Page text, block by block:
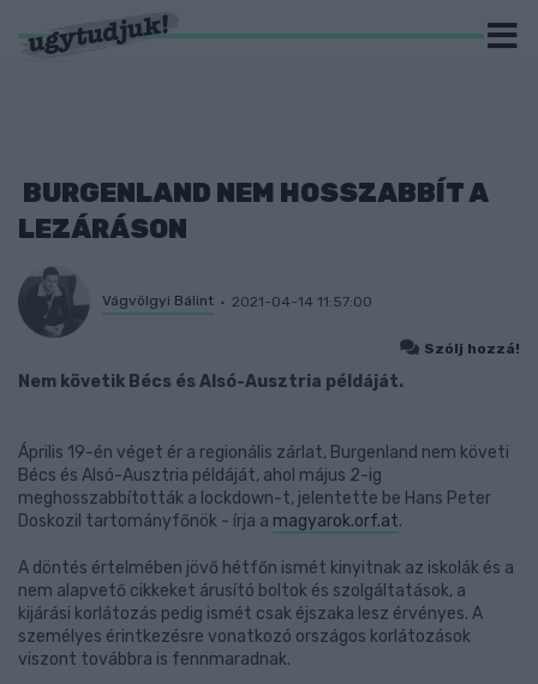
BURGENLAND NEM HOSSZABBÍT A
LEZÁRÁSON
Vágvölgyi Bálint 2021-04-14 11:57:00
Szólj hozzá!
Nem követik Bécs és Alsó-Ausztria példáját.
Április 19-én véget ér a regionális zárlat, Burgenland nem követi
Bécs és Alsó-Ausztria példáját, ahol május 2-ig
meghosszabbították a lockdown-t, jelentette be Hans Peter
Doskozil tartományfőnök - írja a magyarok.orf.at.
A döntés értelmében jövő hétfőn ismét kinyitnak az iskolák és a
nem alapvető cikkeket árusító boltok és szolgáltatások, a
kijárási korlátozás pedig ismét csak éjszaka lesz érvényes. A
személyes érintkezésre vonatkozó országos korlátozások
viszont továbbra is fennmaradnak.